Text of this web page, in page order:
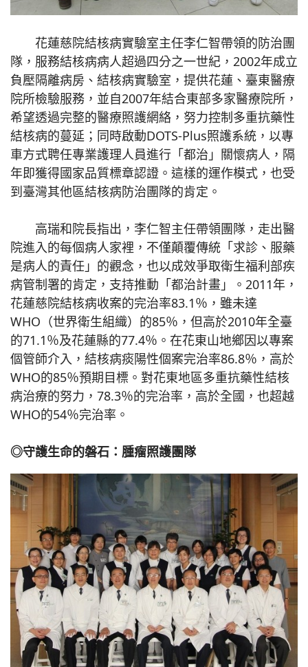
花蓮慈院結核病實驗室主任李仁智帶領的防治團
隊，服務結核病病人超過四分之一世紀，2002年成立
負壓隔離病房、結核病實驗室，提供花蓮、臺東醫療
院所檢驗服務，並自2007年結合東部多家醫療院所，
希望透過完整的醫療照護網絡，努力控制多重抗藥性
結核病的蔓延；同時啟動DOTS-Plus照護系統，以專
車方式聘任專業護理人員進行「都治」關懷病人，隔
年即獲得國家品質標章認證。這樣的運作模式，也受
到臺灣其他區結核病防治團隊的肯定。
高瑞和院長指出，李仁智主任帶領團隊，走出醫
院進入的每個病人家裡，不僅顛覆傳統「求診、服藥
是病人的責任」的觀念，也以成效爭取衛生福利部疾
病管制署的肯定，支持推動「都治計畫」。2011年，
花蓮慈院結核病收案的完治率83.1％，雖未達
WHO（世界衛生組織）的85％，但高於2010年全臺
的71.1％及花蓮縣的77.4％。在花東山地鄉因以專案
個管師介入，結核病痰陽性個案完治率86.8％，高於
WHO的85％預期目標。對花東地區多重抗藥性結核
病治療的努力，78.3％的完治率，高於全國，也超越
WHO的54％完治率。
◎守護生命的磐石：腫瘤照護團隊